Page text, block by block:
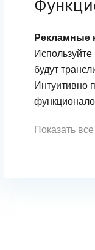
Рекламные
будут
Интуитивно
Показать все